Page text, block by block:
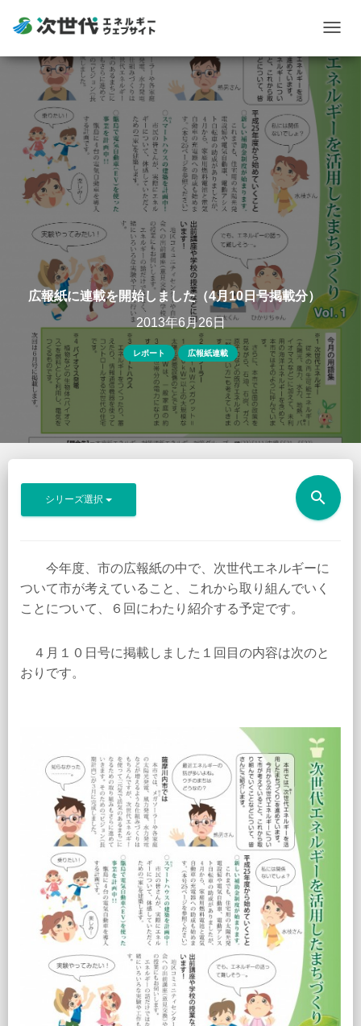
広報紙に連載を開始しました（4月10日号掲載分）
2013年6月26日
レポート 広報紙連載
シリーズ選択 search
今年度、市の広報紙の中で、次世代エネルギーに
ついて市が考えていること、これから取り組んでいく
ことについて、６回にわたり紹介する予定です。
４月１０日号に掲載しました１回目の内容は次のと
おりです。